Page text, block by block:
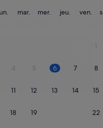
lundimar. mardi
mer. mercredi
jeu. jeudiven.
1
4 5 6 7 8
11 12 13 14 15
18 19 22
sélection
Chicago Lombard
Lombard